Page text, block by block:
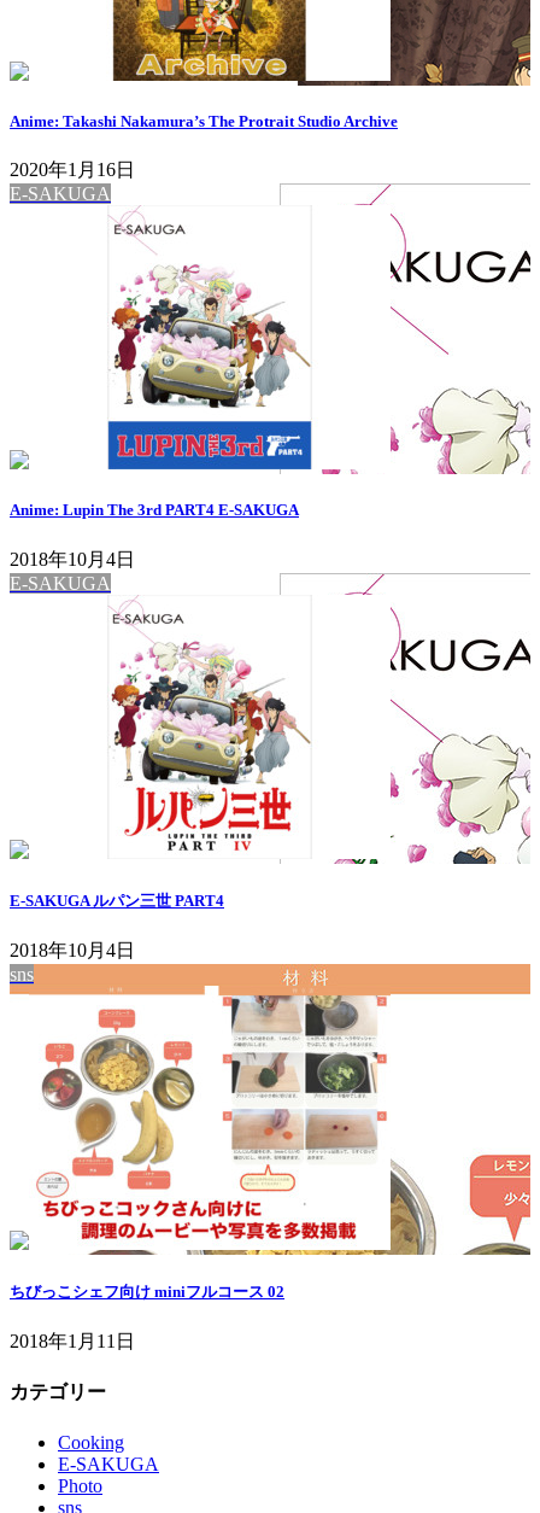
Anime: Takashi Nakamura’s The Protrait Studio Archive
2020年1月16日
E-SAKUGA
Anime: Lupin The 3rd PART4 E-SAKUGA
2018年10月4日
E-SAKUGA
E-SAKUGA ルパン三世 PART4
2018年10月4日
sns
ちびっこシェフ向け miniフルコース 02
2018年1月11日
カテゴリー
Cooking
E-SAKUGA
Photo
sns